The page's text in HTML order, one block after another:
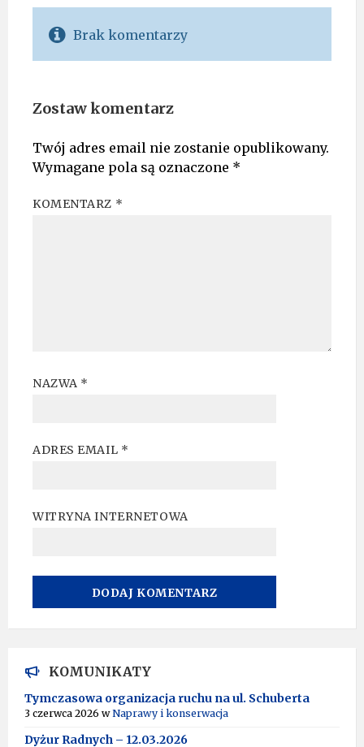
Brak komentarzy
Zostaw komentarz
Twój adres email nie zostanie opublikowany.
Wymagane pola są oznaczone *
KOMENTARZ *
NAZWA *
ADRES EMAIL *
WITRYNA INTERNETOWA
T
E
R
N
T
KOMUNIKATY
Tymczasowa organizacja ruchu na ul. Schuberta
3 czerwca 2026 wNaprawy i konserwacja
Dyżur Radnych – 12.03.2026